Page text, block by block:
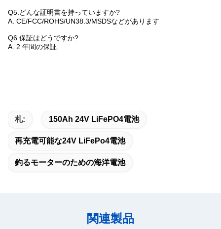
Q5.どんな証明書を持っていますか?
A. CE/FCC/ROHS/UN38.3/MSDSなどがあります
Q6 保証はどうですか?
A. 2 年間の保証.
札: 150Ah 24V LiFePO4電池
再充電可能な24V LiFePo4電池
釣るモーターのための海洋電池
関連製品